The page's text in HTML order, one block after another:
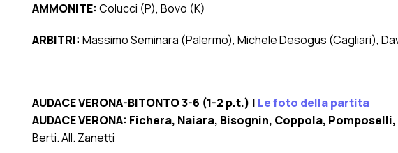
AMMONITE: Colucci (P), Bovo (K)
ARBITRI: Massimo Seminara (Palermo), Michele Desogus (Cagliari),
AUDACE VERONA-BITONTO 3-6 (1-2 p.t.) | Le foto della partita
AUDACE VERONA: Fichera, Naiara, Bisognin, Coppola, Pomposelli,
Berti. All. Zanetti